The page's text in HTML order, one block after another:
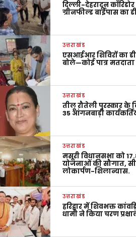
दिल्ली-देहरादून
ग्रीनफील्ड बाईपास का
उत्तराखंड
एसआईआर शिविरों का
बोले—कोई पात्र
उत्तराखंड
तीलू रौतेली पुरस्कार के
35 आंगनबाड़ी
उत्तराखंड
मसूरी विधानसभा को
योजनाओं की सौगात,
लोकार्पण-शिलान्यास.
उत्तराखंड
हरिद्वार में शिवभक्त
धामी ने किया चरण